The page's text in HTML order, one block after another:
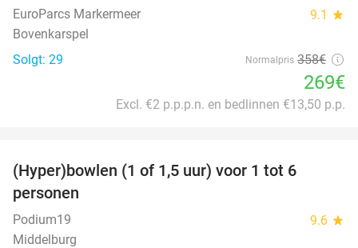
EuroParcs Markermeer 9.1 star
Bovenkarspel
Solgt: 29
Normalpris 358€
269€
Excl. €2 p.p.p.n. en bedlinnen €13,50 p.p.
(Hyper)bowlen (1 of 1,5 uur) voor 1 tot 6
personen
Podium19 9.6 star
Middelburg